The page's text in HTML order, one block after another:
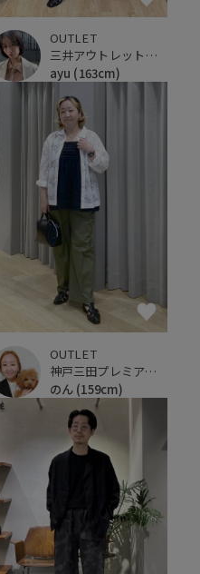
OUTLET
三井アウトレットパーク ジャズドリーム長島
ayu (163cm)
OUTLET
神戸三田プレミアム・アウトレット
のん (159cm)